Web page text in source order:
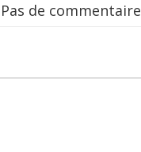
Pas de commentaire